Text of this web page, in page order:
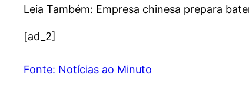
Leia Também: Empresa chinesa prepara
[ad_2]
Fonte: Notícias ao Minuto